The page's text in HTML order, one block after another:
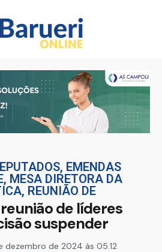
, EMENDAS
, MESA DIRETORA DA
, REUNIÃO DE
de líderes
suspender
dezembro de 2024 às 05:12